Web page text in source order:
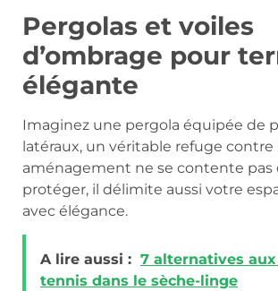
Pergolas et voiles
d’ombrage pour
élégante
Imaginez une pergola équipée de
latéraux, un véritable refuge contre
aménagement ne se contente pas
protéger, il délimite aussi votre
avec élégance.
A lire aussi : 7 alternatives
tennis dans le sèche-linge